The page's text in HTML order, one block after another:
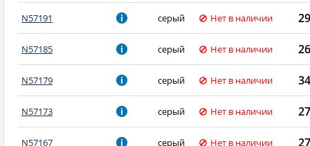
N57191 серый Нет в наличии
N57185 серый Нет в наличии
N57179 серый Нет в наличии
N57173 серый Нет в наличии
N57167 серый Нет в наличии